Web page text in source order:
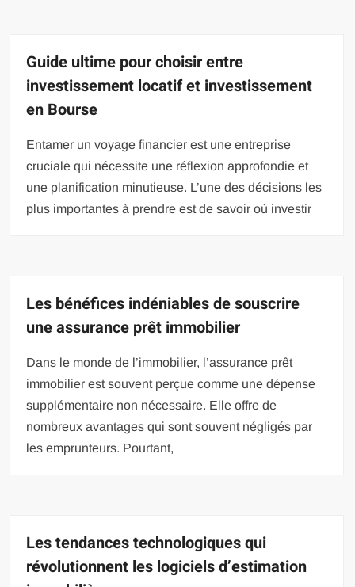
Guide ultime pour choisir entre
investissement locatif et investissement
en Bourse
Entamer un voyage financier est une entreprise
cruciale qui nécessite une réflexion approfondie et
une planification minutieuse. L’une des décisions les
plus importantes à prendre est de savoir où investir
Les bénéfices indéniables de souscrire
une assurance prêt immobilier
Dans le monde de l’immobilier, l’assurance prêt
immobilier est souvent perçue comme une dépense
supplémentaire non nécessaire. Elle offre de
nombreux avantages qui sont souvent négligés par
les emprunteurs. Pourtant,
Les tendances technologiques qui
révolutionnent les logiciels d’estimation